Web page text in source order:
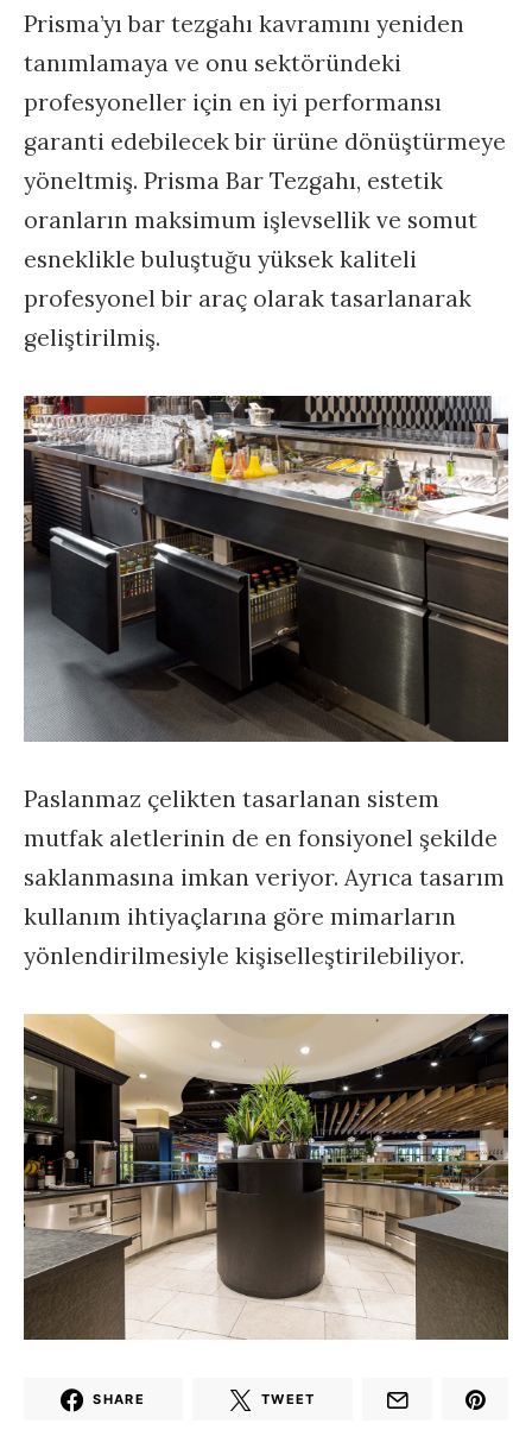
Prisma’yı bar tezgahı kavramını yeniden
tanımlamaya ve onu sektöründeki
profesyoneller için en iyi performansı
garanti edebilecek bir ürüne dönüştürmeye
yöneltmiş. Prisma Bar Tezgahı, estetik
oranların maksimum işlevsellik ve somut
esneklikle buluştuğu yüksek kaliteli
profesyonel bir araç olarak tasarlanarak
geliştirilmiş.
Paslanmaz çelikten tasarlanan sistem
mutfak aletlerinin de en fonsiyonel şekilde
saklanmasına imkan veriyor. Ayrıca tasarım
kullanım ihtiyaçlarına göre mimarların
yönlendirilmesiyle kişiselleştirilebiliyor.
SHARE TWEET